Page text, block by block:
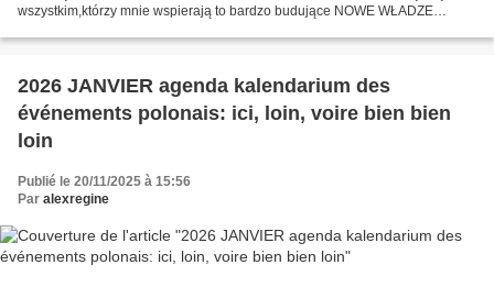
wszystkim,którzy mnie wspierają to bardzo budujące NOWE WŁADZE
2026 JANVIER agenda kalendarium des
événements polonais: ici, loin, voire bien bien
loin
Publié le 20/11/2025 à 15:56
Par alexregine